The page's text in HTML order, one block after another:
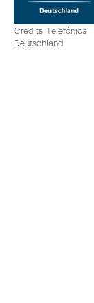
Credits: Telefónica
Deutschland